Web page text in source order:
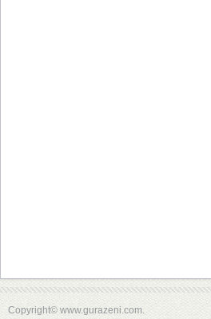
Copyright© www.gurazeni.com.